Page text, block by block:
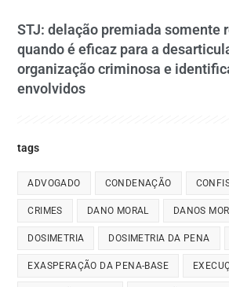
STJ: delação premiada somente
quando é eficaz para a
organização criminosa e
envolvidos
tags
ADVOGADO CONDENAÇÃO
CRIMES DANO MORAL DANOS
DOSIMETRIA DOSIMETRIA DA PENA
EXASPERAÇÃO DA PENA-BASE